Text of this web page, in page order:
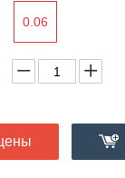
0.06